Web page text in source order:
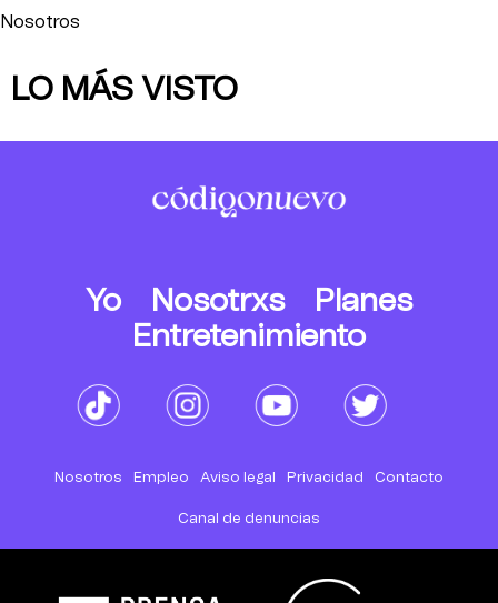
Nosotros
LO MÁS VISTO
Yo Nosotrxs
Planes
Entretenimiento
Nosotros Empleo Aviso legal Privacidad Contacto
Canal de denuncias